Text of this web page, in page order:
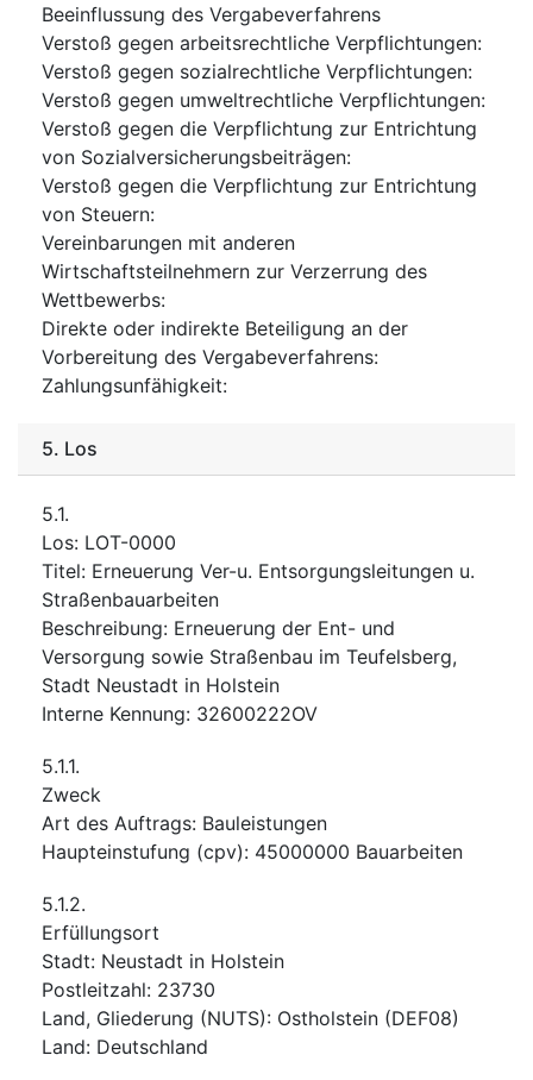
Beeinflussung des Vergabeverfahrens
Verstoß gegen arbeitsrechtliche Verpflichtungen:
Verstoß gegen sozialrechtliche Verpflichtungen:
Verstoß gegen umweltrechtliche Verpflichtungen:
Verstoß gegen die Verpflichtung zur Entrichtung
von Sozialversicherungsbeiträgen:
Verstoß gegen die Verpflichtung zur Entrichtung
von Steuern:
Vereinbarungen mit anderen
Wirtschaftsteilnehmern zur Verzerrung des
Wettbewerbs:
Direkte oder indirekte Beteiligung an der
Vorbereitung des Vergabeverfahrens:
Zahlungsunfähigkeit:
5. Los
5.1.
Los: LOT-0000
Titel: Erneuerung Ver-u. Entsorgungsleitungen u.
Straßenbauarbeiten
Beschreibung: Erneuerung der Ent- und
Versorgung sowie Straßenbau im Teufelsberg,
Stadt Neustadt in Holstein
Interne Kennung: 32600222OV
5.1.1.
Zweck
Art des Auftrags: Bauleistungen
Haupteinstufung (cpv): 45000000 Bauarbeiten
5.1.2.
Erfüllungsort
Stadt: Neustadt in Holstein
Postleitzahl: 23730
Land, Gliederung (NUTS): Ostholstein (DEF08)
Land: Deutschland